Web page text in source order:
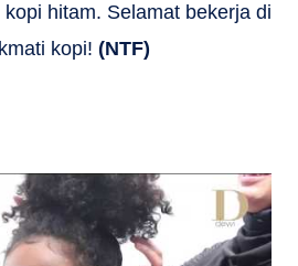
hitam. Selamat bekerja di
kopi! (NTF)